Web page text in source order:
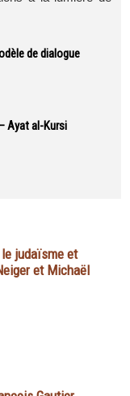
de dialogue
Ayat al-Kursi
judaïsme et
et Michaël